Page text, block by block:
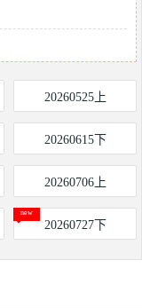
20260525上
20260615下
20260706上
20260727下